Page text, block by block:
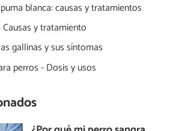
blanca: causas y tratamientos
y tratamiento
gallinas y sus síntomas
perros - Dosis y usos